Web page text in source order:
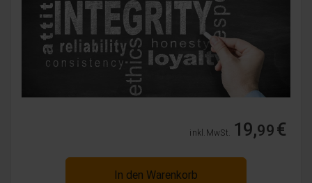
inkl. MwSt. 19,99€
In den Warenkorb